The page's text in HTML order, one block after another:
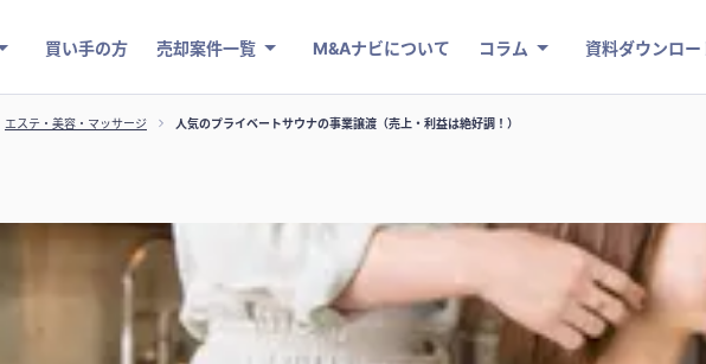
買い手の方 売却案件一覧 M&Aナビについて コラム 資料ダウンロー
エステ・美容・マッサージ 人気のプライベートサウナの事業譲渡（売上・利益は絶好調！）